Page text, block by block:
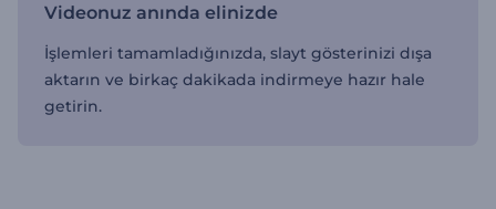
Videonuz anında elinizde
İşlemleri tamamladığınızda, slayt gösterinizi dışa
aktarın ve birkaç dakikada indirmeye hazır hale
getirin.